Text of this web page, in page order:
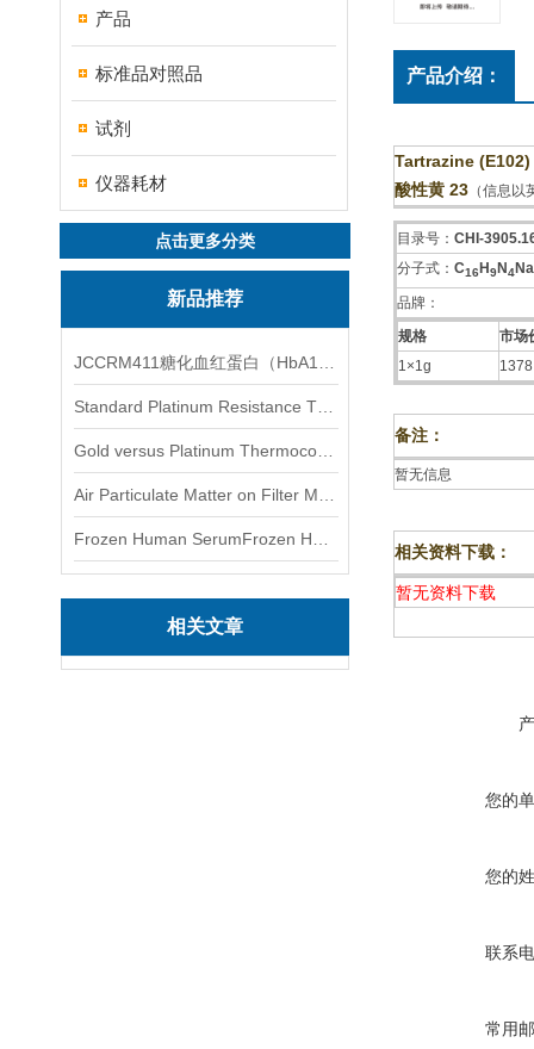
产品
标准品对照品
试剂
仪器耗材
点击更多分类
新品推荐
相关文章
产品介绍：
Tartrazine (E102)
酸性黄 23 （信息
目录号： CHI-
分子式： C16 H 9N4Na
品牌：
规格
市场
1×1g
备注：
暂无信息
相关资料下载：
暂无资料下载
您的
您的
联系
常用